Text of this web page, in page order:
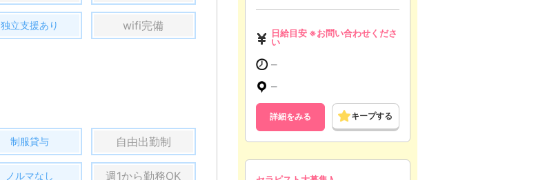
独立支援あり wifi完備
制服貸与 自由出勤制
ノルマなし 週1から勤務OK
日給目安 ※お問い合わせくださ
い
─
─
詳細をみる キープする